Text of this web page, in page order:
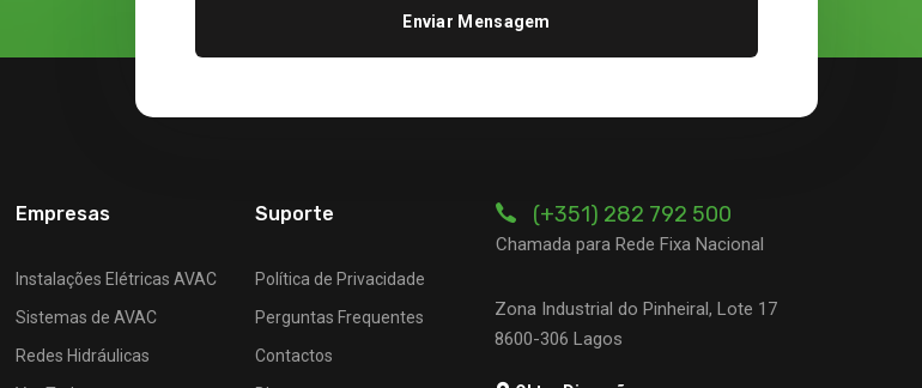
Empresas
Instalações Elétricas AVAC
Sistemas de AVAC
Redes Hidráulicas
Suporte
Política de Privacidade
Perguntas Frequentes
Contactos
(+351) 282 792 500
Chamada para Rede Fixa Nacional
Zona Industrial do Pinheiral, Lote 17
8600-306 Lagos